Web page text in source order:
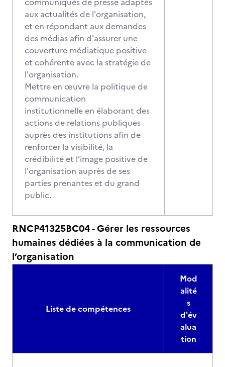
aux actualités de l'organisation,
et en répondant aux demandes
des médias afin d'assurer une
couverture médiatique positive
et cohérente avec la stratégie de
l'organisation.
Mettre en œuvre la politique de
communication
institutionnelle en élaborant des
actions de relations publiques
auprès des institutions afin de
renforcer la visibilité, la
crédibilité et l’image positive de
l'organisation auprès de ses
parties prenantes et du grand
public.
RNCP41325BC04 - Gérer les ressources
humaines dédiées à la communication de
l’organisation
Liste de compétences
Mod
alité
s
d'év
alua
tion